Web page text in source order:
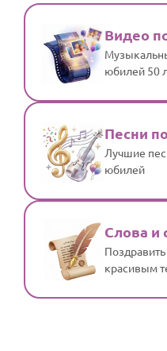
Видео
юбилей 50
Песни
Лучшие
юбилей
Слова и
красивым